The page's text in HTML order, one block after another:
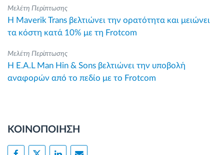
Μελέτη Περίπτωσης
Η Maverik Trans βελτιώνει την ορατότητα και μειώνει
τα κόστη κατά 10% με τη Frotcom
Μελέτη Περίπτωσης
Η E.A.L Man Hin & Sons βελτιώνει την υποβολή
αναφορών από το πεδίο με το Frotcom
ΚΟΙΝΟΠΟΙΗΣΗ